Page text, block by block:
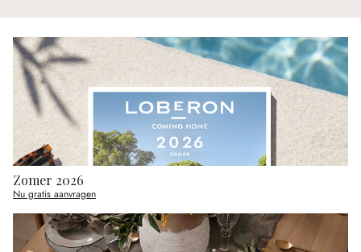
Zomer 2026
Nu gratis aanvragen